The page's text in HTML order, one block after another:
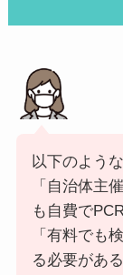
以下のよう
「自治体主
も自費で
「有料でも
る必要がある